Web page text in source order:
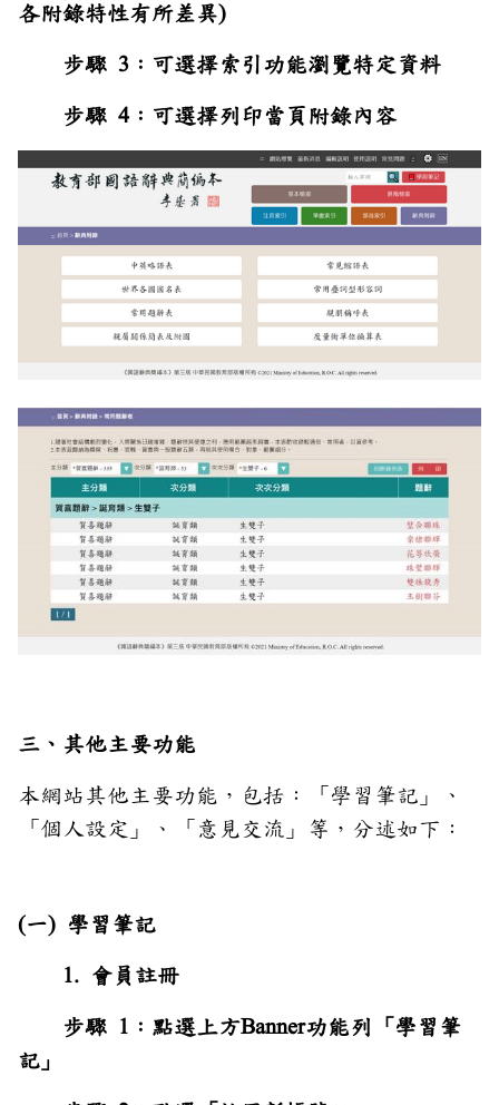
各附錄特性有所差異)
步驟 3：可選擇索引功能瀏覽特定資料
步驟 4：可選擇列印當頁附錄內容
三、其他主要功能
本網站其他主要功能，包括：「學習筆記」、
「個人設定」、「意見交流」等，分述如下：
(一) 學習筆記
1. 會員註冊
步驟 1：點選上方Banner功能列「學習筆
記」